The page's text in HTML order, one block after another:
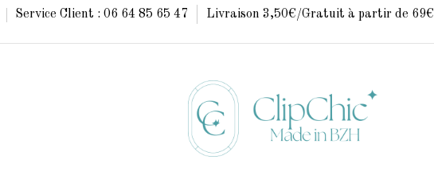
Service Client : 06 64 85 65 47 Livraison 3,50€/Gratuit à partir de 69€